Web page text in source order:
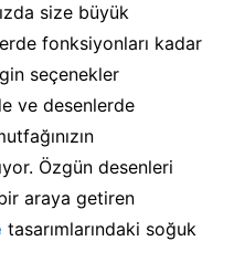
size büyük
fonksiyonları kadar
seçenekler
ve desenlerde
Özgün desenleri
araya getiren
tasarımlarındaki soğuk